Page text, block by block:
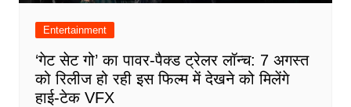
Entertainment
‘गेट सेट गो’ का पावर-पैक्ड ट्रेलर लॉन्च: 7 अगस्त
को रिलीज हो रही इस फिल्म में देखने को मिलेंगे
हाई-टेक VFX